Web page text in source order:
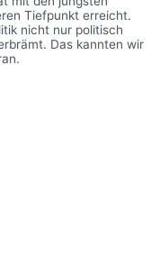
Tiefpunkt erreicht.
nicht nur politisch
Das kannten wir